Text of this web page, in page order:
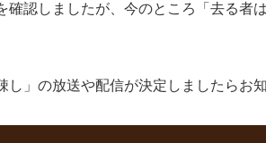
確認しましたが、今のところ「去る者
し」の放送や配信が決定しましたらお知